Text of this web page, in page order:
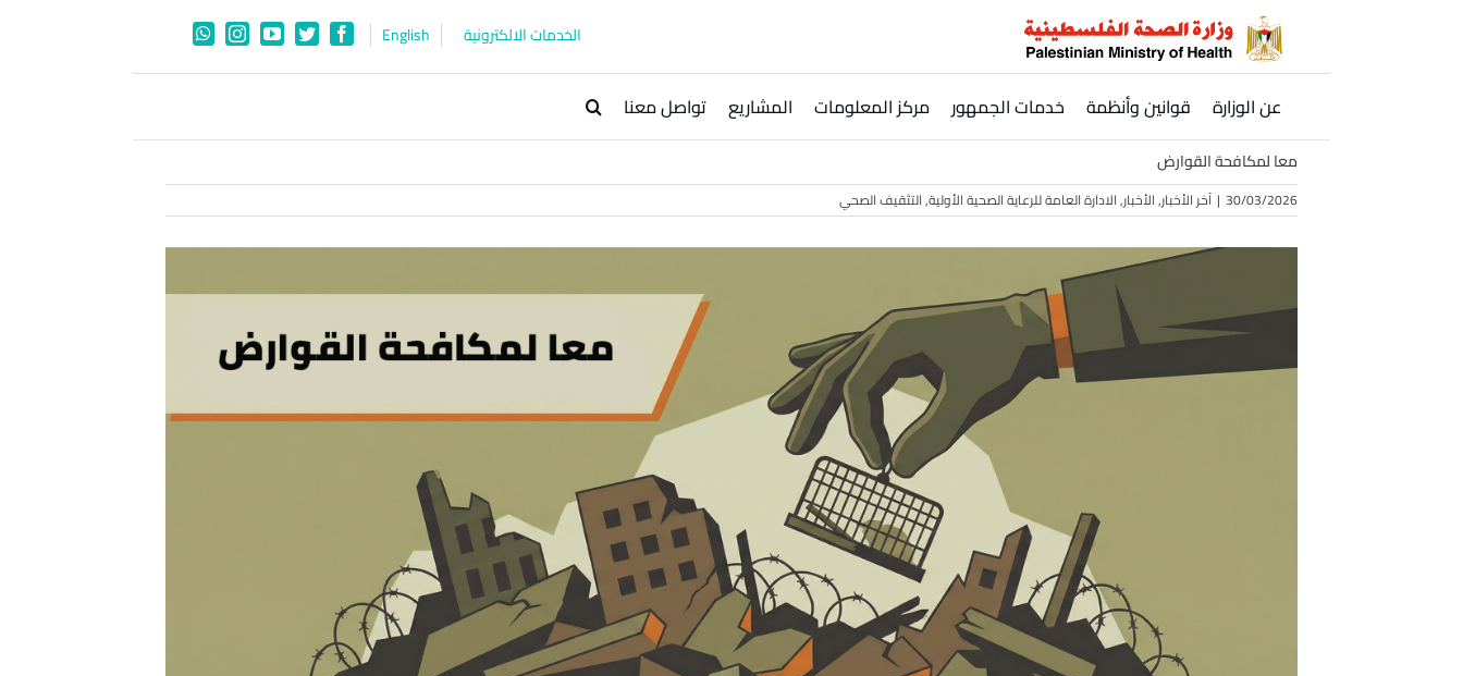
الخدمات الالكترونية English
Facebook
Twitter
YouTube
Instagram
WhatsApp
عن الوزارة قوانين وأنظمة خدمات الجمهور مركز المعلومات المشاريع تواصل معنا
معا لمكافحة القوارض
30/03/2026
| آخر الأخبار,الأخبار,الادارة العامة للرعاية الصحية الأولية,التثقيف الصحي